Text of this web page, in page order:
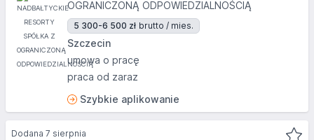
OGRANICZONĄ ODPOWIEDZIALNOŚCIĄ
5 300-6 500 zł brutto / mies.
Szczecin
umowa o pracę
praca od zaraz
Szybkie aplikowanie
Dodana 7 sierpnia